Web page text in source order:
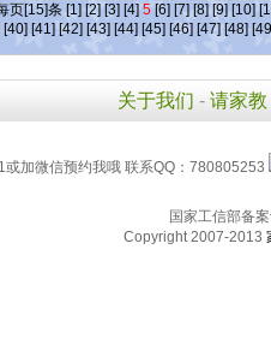
页[15]条 [1] [2] [3] [4] 5 [6] [7] [8] [9] [10]
[40] [41] [42] [43] [44] [45] [46] [47] [48]
关于我们 - 请家教
加微信预约我哦 联系QQ：780805253
国家工信部备
Copyright 2007-2013